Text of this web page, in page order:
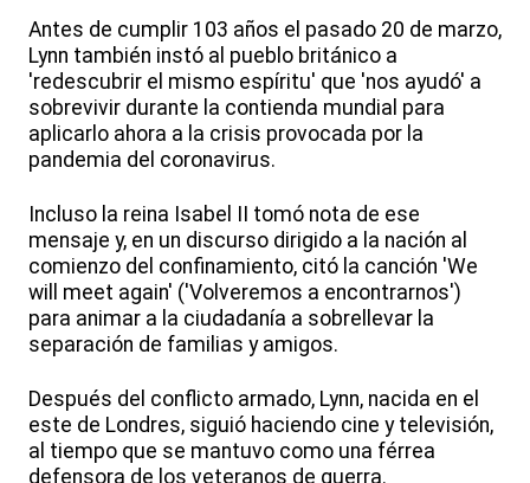
Antes de cumplir 103 años el pasado 20 de marzo,
Lynn también instó al pueblo británico a
'redescubrir el mismo espíritu' que 'nos ayudó' a
sobrevivir durante la contienda mundial para
aplicarlo ahora a la crisis provocada por la
pandemia del coronavirus.
Incluso la reina Isabel II tomó nota de ese
mensaje y, en un discurso dirigido a la nación al
comienzo del confinamiento, citó la canción 'We
will meet again' ('Volveremos a encontrarnos')
para animar a la ciudadanía a sobrellevar la
separación de familias y amigos.
Después del conflicto armado, Lynn, nacida en el
este de Londres, siguió haciendo cine y televisión,
al tiempo que se mantuvo como una férrea
defensora de los veteranos de guerra.